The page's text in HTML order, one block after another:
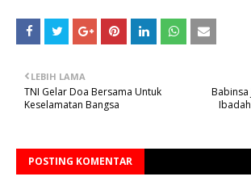
Babinsa
LEBIH LAMA
TNI Gelar Doa Bersama Untuk
Keselamatan Bangsa
POSTING KOMENTAR